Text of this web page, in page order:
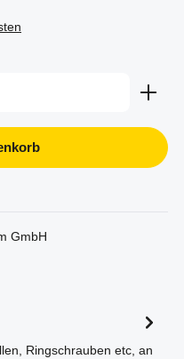
Wert ein
GmbH
Ringschrauben etc, an